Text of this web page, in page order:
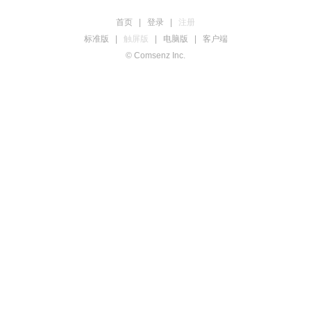
首页 登录
注册
标准版
触屏版 电脑版
客户端
© Comsenz Inc.